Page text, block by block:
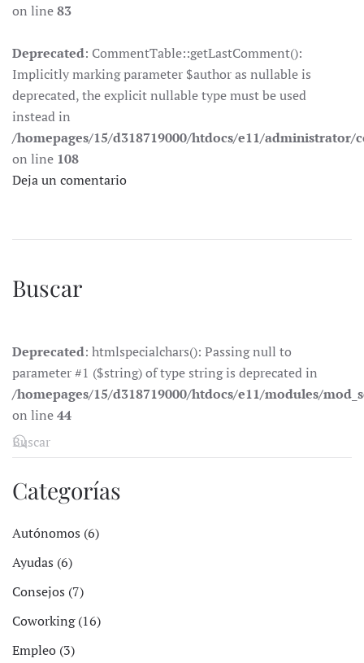
on line83
Deprecated: CommentTable::getLastComment():
Implicitly marking parameter $author as nullable is
deprecated, the explicit nullable type must be used
instead in
/homepages/15/d318719000/htdocs/e11/
on line 108
Deja un comentario
Buscar
Deprecated: htmlspecialchars(): Passing null to
parameter #1 ($string) of type string is deprecated in
/homepages/15/d318719000/htdocs/e11/modules/
on line44
Categorías
Autónomos (6)
Ayudas (6)
Consejos (7)
Coworking (16)
Empleo (3)